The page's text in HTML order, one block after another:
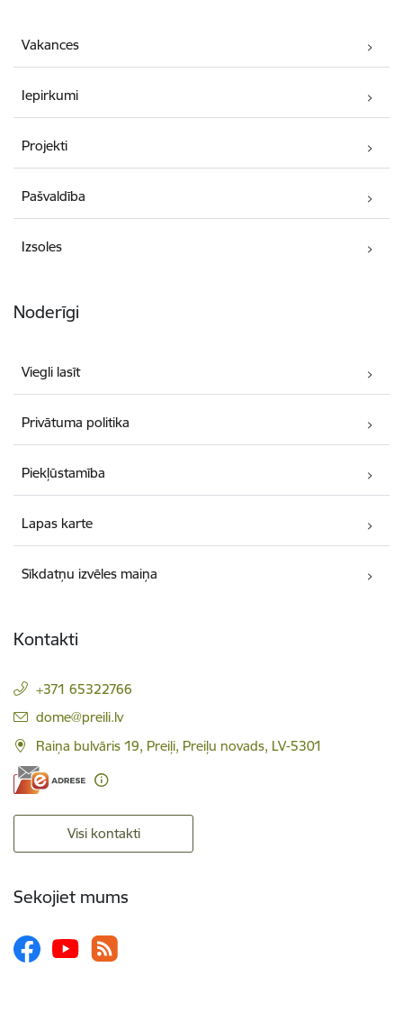
Vakances
Iepirkumi
Projekti
Pašvaldība
Izsoles
Noderīgi
Viegli lasīt
Privātuma politika
Piekļūstamība
Lapas karte
Sīkdatņu izvēles maiņa
Kontakti
+371 65322766
E-pasts:
dome@preili.lv
Raiņa bulvāris 19, Preiļi, Preiļu novads, LV-5301
Visi kontakti
Sekojiet mums